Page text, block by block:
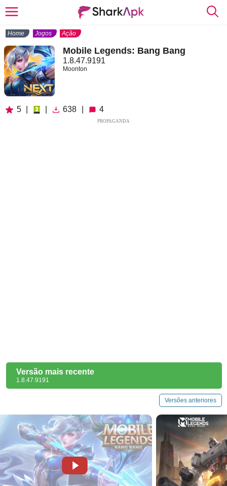
Home Jogos Ação
Mobile Legends: Bang Bang
1.8.47.9191
Moonton
5 638 4
PROPAGANDA
Versão mais recente
1.8.47.9191
Versões anteriores